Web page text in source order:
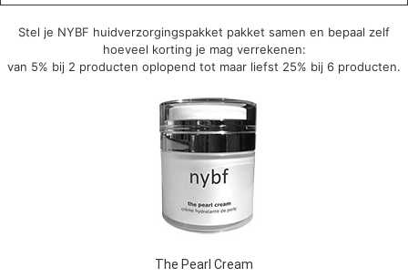
Stel je NYBF huidverzorgingspakket pakket samen en bepaal zelf
hoeveel korting je mag verrekenen:
van 5% bij 2 producten oplopend tot maar liefst 25% bij 6 producten.
The Pearl Cream